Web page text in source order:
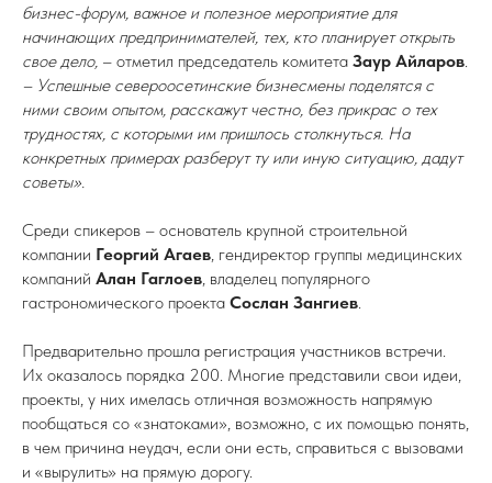
бизнес-форум, важное и полезное мероприятие для
начинающих предпринимателей, тех, кто планирует открыть
свое дело, – отметил председатель комитета Заур Айларов.
– Успешные североосетинские бизнесмены поделятся с
ними своим опытом, расскажут честно, без прикрас о тех
трудностях, с которыми им пришлось столкнуться. На
конкретных примерах разберут ту или иную ситуацию, дадут
советы».
Среди спикеров – основатель крупной строительной
компании Георгий Агаев, гендиректор группы медицинских
компаний Алан Гаглоев, владелец популярного
гастрономического проекта Сослан Зангиев.
Предварительно прошла регистрация участников встречи.
Их оказалось порядка 200. Многие представили свои идеи,
проекты, у них имелась отличная возможность напрямую
пообщаться со «знатоками», возможно, с их помощью понять,
в чем причина неудач, если они есть, справиться с вызовами
и «вырулить» на прямую дорогу.